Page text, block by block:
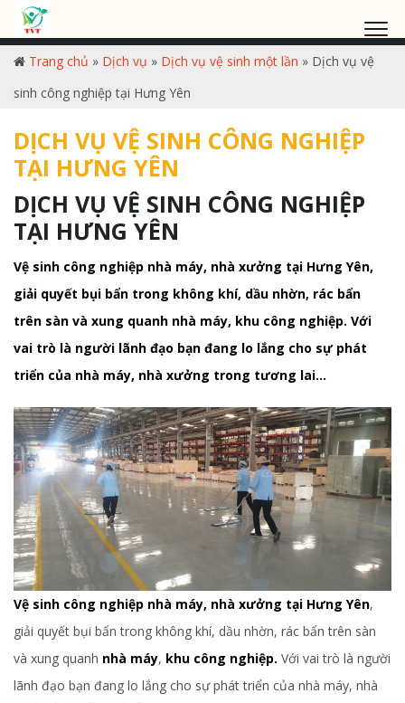
Trang chủ » Dịch vụ » Dịch vụ vệ sinh một lần » Dịch vụ vệ
sinh công nghiệp tại Hưng Yên
DỊCH VỤ VỆ SINH CÔNG NGHIỆP
TẠI HƯNG YÊN
DỊCH VỤ VỆ SINH CÔNG NGHIỆP
TẠI HƯNG YÊN
Vệ sinh công nghiệp nhà máy, nhà xưởng tại Hưng Yên,
giải quyết bụi bẩn trong không khí, dầu nhờn, rác bẩn
trên sàn và xung quanh nhà máy, khu công nghiệp. Với
vai trò là người lãnh đạo bạn đang lo lắng cho sự phát
triển của nhà máy, nhà xưởng trong tương lai…
Vệ sinh công nghiệp nhà máy, nhà xưởng tại Hưng Yên,
giải quyết bụi bẩn trong không khí, dầu nhờn, rác bẩn trên sàn
và xung quanh nhà máy, khu công nghiệp. Với vai trò là người
lãnh đạo bạn đang lo lắng cho sự phát triển của nhà máy, nhà